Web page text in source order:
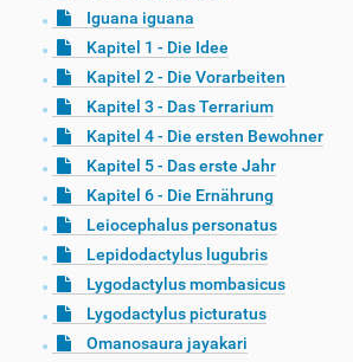
Iguana iguana
Kapitel 1 - Die Idee
Kapitel 2 - Die Vorarbeiten
Kapitel 3 - Das Terrarium
Kapitel 4 - Die ersten Bewohner
Kapitel 5 - Das erste Jahr
Kapitel 6 - Die Ernährung
Leiocephalus personatus
Lepidodactylus lugubris
Lygodactylus mombasicus
Lygodactylus picturatus
Omanosaura jayakari